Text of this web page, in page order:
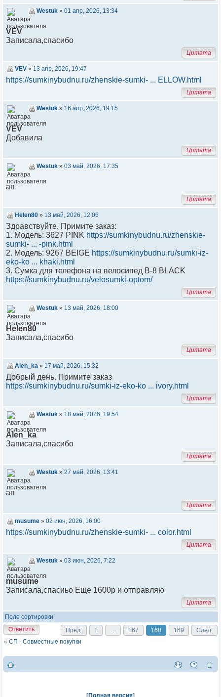
Westuk » 01 апр, 2026, 13:34
VEV
Записала,спасибо
Цитата
VEV » 13 апр, 2026, 19:47
https://sumkinybudnu.ru/zhenskie-sumki- ... ELLOW.html
Цитата
Westuk » 16 апр, 2026, 19:15
VEV
Добавила
Цитата
Westuk » 03 май, 2026, 17:35
ап
Цитата
Helen80 » 13 май, 2026, 12:06
Здравствуйте. Примите заказ:
1. Модель: 3627 PINK https://sumkinybudnu.ru/zhenskie-
sumki- ... -pink.html
2. Модель: 9267 BEIGE https://sumkinybudnu.ru/sumki-iz-
eko-ko ... khaki.html
3. Сумка для телефона на велосипед B-8 BLACK
https://sumkinybudnu.ru/velosumki-optom/
Цитата
Westuk » 13 май, 2026, 18:00
Helen80
Записала,спасибо
Цитата
Alen_ka » 17 май, 2026, 15:32
Добрый день. Примите заказ
https://sumkinybudnu.ru/sumki-iz-eko-ko ... ivory.html
Цитата
Westuk » 18 май, 2026, 19:54
Alen_ka
Записала,спасибо
Цитата
Westuk » 27 май, 2026, 13:41
ап
Цитата
musume » 02 июн, 2026, 16:00
https://sumkinybudnu.ru/zhenskie-sumki- ... color.html
Цитата
Westuk » 03 июн, 2026, 7:22
musume
Записала,спасиьо Еще 1600р и отправляю
Цитата
Поле сортировки
Пред.
1 … 167 168 169 След.
Ответить
« СП - Совместные покупки
[Полная версия]